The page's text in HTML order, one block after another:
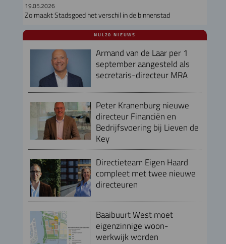
19.05.2026
Zo maakt Stadsgoed het verschil in de binnenstad
NUL20 NIEUWS
Armand van de Laar per 1
september aangesteld als
secretaris-directeur MRA
Peter Kranenburg nieuwe
directeur Financiën en
Bedrijfsvoering bij Lieven de
Key
Directieteam Eigen Haard
compleet met twee nieuwe
directeuren
Baaibuurt West moet
eigenzinnige woon-
werkwijk worden